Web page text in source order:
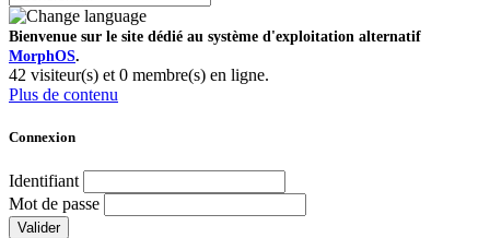
Bienvenue sur le site dédié au système d'exploitation alternatif
MorphOS.
42 visiteur(s) et 0 membre(s) en ligne.
Plus de contenu
Connexion
Identifiant
Mot de passe
Valider